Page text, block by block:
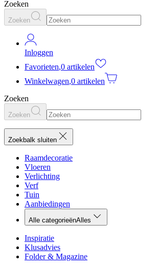
Zoeken
Zoeken
Inloggen
Favorieten,0 artikelen
Winkelwagen,0 artikelen
Zoeken
Zoeken
Zoekbalk sluiten
Raamdecoratie
Vloeren
Verlichting
Verf
Tuin
Aanbiedingen
Alle categorieënAlles
Inspiratie
Klusadvies
Folder & Magazine